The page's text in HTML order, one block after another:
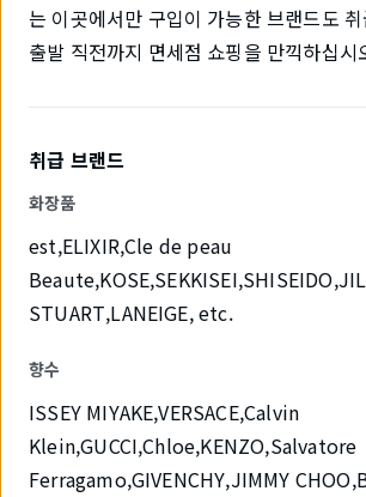
는 이곳에서만 구입이 가능한 브랜드도
출발 직전까지 면세점 쇼핑을 만끽하십시
취급 브랜드
화장품
est,ELIXIR,Cle de peau
STUART,LANEIGE, etc.
향수
ISSEY MIYAKE,VERSACE,Calvin
Klein,GUCCI,Chloe,KENZO,Salvatore
Ferragamo,GIVENCHY,JIMMY